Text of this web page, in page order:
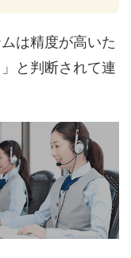
は精度が高いた
と判断されて連